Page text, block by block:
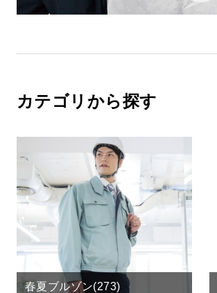
カテゴリから探す
春夏ブルゾン(273)
お買い物を続ける